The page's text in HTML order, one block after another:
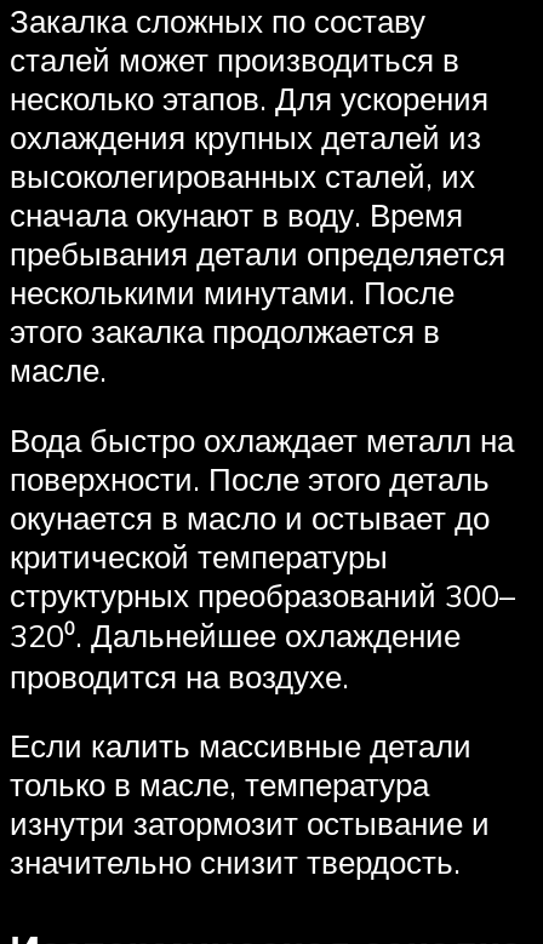
Закалка сложных по составу
сталей может производиться в
несколько этапов. Для ускорения
охлаждения крупных деталей из
высоколегированных сталей, их
сначала окунают в воду. Время
пребывания детали определяется
несколькими минутами. После
этого закалка продолжается в
масле.
Вода быстро охлаждает металл на
поверхности. После этого деталь
окунается в масло и остывает до
критической температуры
структурных преобразований 300–
320⁰. Дальнейшее охлаждение
проводится на воздухе.
Если калить массивные детали
только в масле, температура
изнутри затормозит остывание и
значительно снизит твердость.